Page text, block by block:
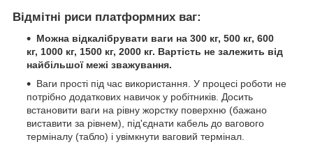
Відмітні риси платформних ваг:
Можна відкалібрувати ваги на 300 кг, 500 кг, 600
кг, 1000 кг, 1500 кг, 2000 кг. Вартість не залежить від
найбільшої межі зважування.
Ваги прості під час використання. У процесі роботи не
потрібно додаткових навичок у робітників. Досить
встановити ваги на рівну жорстку поверхню (бажано
виставити за рівнем), під'єднати кабель до вагового
терміналу (табло) і увімкнути ваговий термінал.